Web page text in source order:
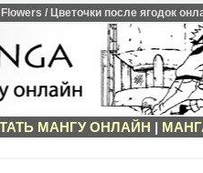
/ Цветочки после ягодок
МАНГУ ОНЛАЙН |